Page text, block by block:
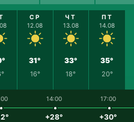
СР
12.08
31°
16°
ЧТ
13.08
33°
18°
ПТ
14.08
35°
20°
14:00
+28°
17:00
+30°